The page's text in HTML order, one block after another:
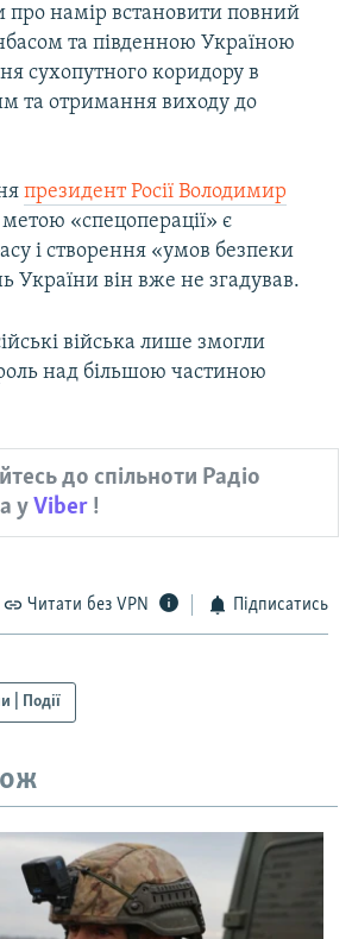
про намір встановити повний
та південною Україною
сухопутного коридору в
та отримання виходу до
президент Росії Володимир
«спецоперації» є
і створення «умов безпеки
України він вже не згадував.
війська лише змогли
над більшою частиною
до спільноти Радіо
уViber !
Читати без VPN Підписатись
| Події